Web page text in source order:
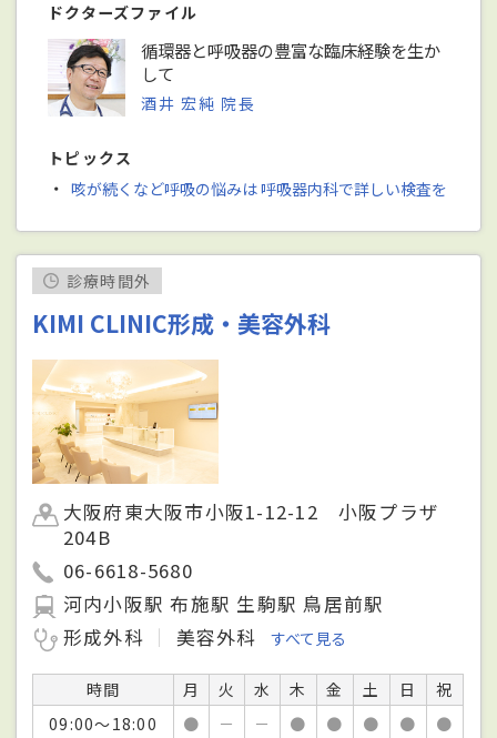
ドクターズファイル
循環器と呼吸器の豊富な臨床経験を生か
して
酒井 宏純 院長
トピックス
・ 咳が続くなど呼吸の悩みは 呼吸器内科で詳しい検査を
診療時間外
KIMI CLINIC形成・美容外科
大阪府東大阪市小阪1-12-12 小阪プラザ
204B
06-6618-5680
河内小阪駅 布施駅 生駒駅 鳥居前駅
形成外科
美容外科 すべて見る
時間 月 火 水 木 金 土 日
祝
09:00～18:00
● － － ● ● ● ● ●